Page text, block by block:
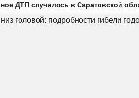
ДТП случилось в Саратовской